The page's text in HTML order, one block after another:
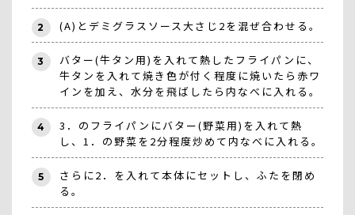
2 (A)とデミグラスソース大さじ2を混ぜ合わせる。
3
バター(牛タン用)を入れて熱したフライパンに、
牛タンを入れて焼き色が付く程度に焼いたら赤ワ
インを加え、水分を飛ばしたら内なべに入れる。
4
3．のフライパンにバター(野菜用)を入れて熱
し、1．の野菜を2分程度炒めて内なべに入れる。
5
さらに2．を入れて本体にセットし、ふたを閉め
る。